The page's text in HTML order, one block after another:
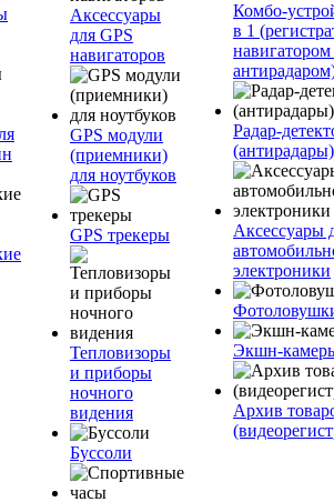
Аксессуары
для GPS
навигаторов
GPS модули
(приемники)
для ноутбуков
GPS трекеры
Тепловизоры
и приборы
ночного
видения
Буссоли
Комбо-
в 1
Радар-
(антирадары)
Аксессуары
электроники
Экшн-
Архив